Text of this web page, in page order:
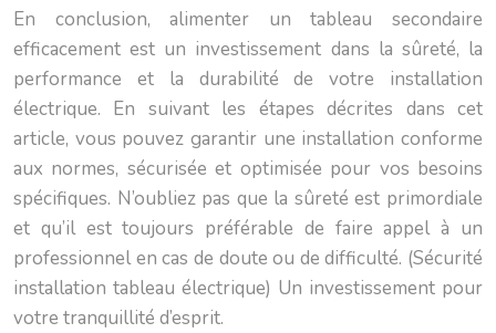
En conclusion, alimenter un tableau secondaire
efficacement est un investissement dans la sûreté, la
performance et la durabilité de votre installation
électrique. En suivant les étapes décrites dans cet
article, vous pouvez garantir une installation conforme
aux normes, sécurisée et optimisée pour vos besoins
spécifiques. N’oubliez pas que la sûreté est primordiale
et qu’il est toujours préférable de faire appel à un
professionnel en cas de doute ou de difficulté. (Sécurité
installation tableau électrique) Un investissement pour
votre tranquillité d’esprit.